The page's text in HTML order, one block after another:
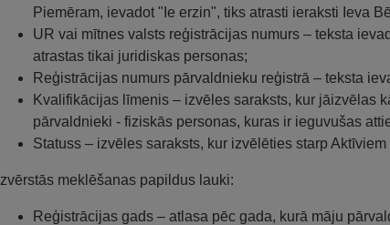
Piemēram, ievadot "Ie erzin", tiks atrasti ieraksti Ieva
UR vai mītnes valsts reģistrācijas numurs – teksta
atrastas tikai juridiskas personas;
Reģistrācijas numurs pārvaldnieku reģistrā – teksta
Kvalifikācijas līmenis – izvēles saraksts, kur jāizvēlas
pārvaldnieki - fiziskās personas, kuras ir ieguvušas
Statuss – izvēles saraksts, kur izvēlēties starp
Izvērstās meklēšanas papildus lauki:
Reģistrācijas gads – atlasa pēc gada, kurā māju